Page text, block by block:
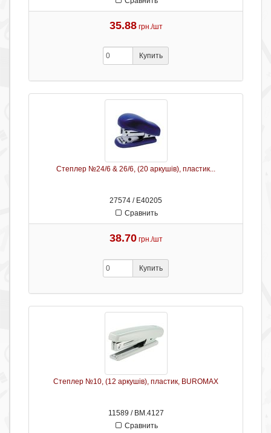
35.88 грн./шт
Купить
Степлер №24/6 & 26/6, (20 аркушів), пластик...
27574 / Е40205
Сравнить
38.70 грн./шт
Купить
Степлер №10, (12 аркушів), пластик, BUROMAX
11589 / ВМ.4127
Сравнить